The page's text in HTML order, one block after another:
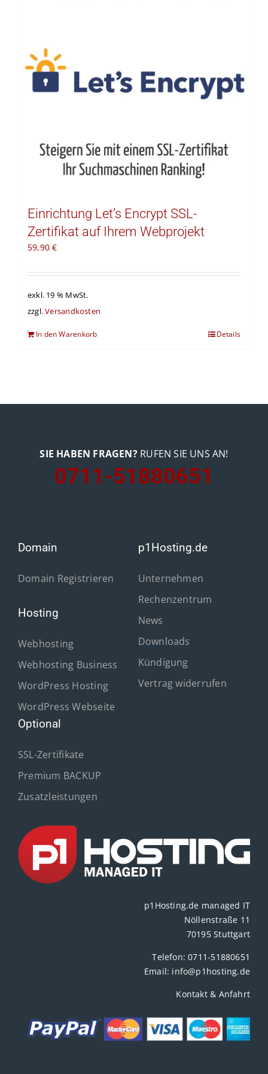
Warenkorb
Einrichtung Let’s Encrypt SSL-
Zertifikat auf Ihrem Webprojekt
59,90€
exkl. 19 % MwSt.
zzgl.Versandkosten
In den Warenkorb Details
SIE HABEN FRAGEN?RUFEN SIE UNS AN!
0711-51880651
Domain
Domain Registrieren
Hosting
Webhosting
Webhosting Business
WordPress Hosting
WordPress Webseite
Optional
SSL-Zertifikate
Premium BACKUP
Zusatzleistungen
p1Hosting.de
Unternehmen
Rechenzentrum
News
Downloads
Kündigung
Vertrag widerrufen
p1Hosting.de managed IT
Nöllenstraße 11
70195 Stuttgart
Telefon:0711-51880651
Email: info@p1hosting.de
Kontakt & Anfahrt